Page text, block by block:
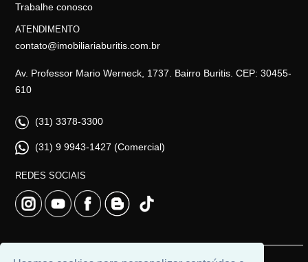
Trabalhe conosco
ATENDIMENTO
contato@imobiliariaburitis.com.br
Av. Professor Mario Werneck, 1737. Bairro Buritis. CEP: 30455-
610
(31) 3378-3300
(31) 9 9943-1427 (Comercial)
REDES SOCIAIS